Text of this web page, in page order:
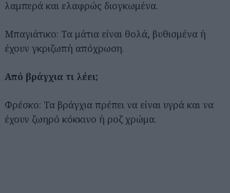
λαμπερά και ελαφρώς διογκωμένα.
Μπαγιάτικο: Τα μάτια είναι θολά, βυθισμένα ή
έχουν γκριζωπή απόχρωση.
Από βράγχια τι λέει;
Φρέσκο: Τα βράγχια πρέπει να είναι υγρά και να
έχουν ζωηρό κόκκινο ή ροζ χρώμα.